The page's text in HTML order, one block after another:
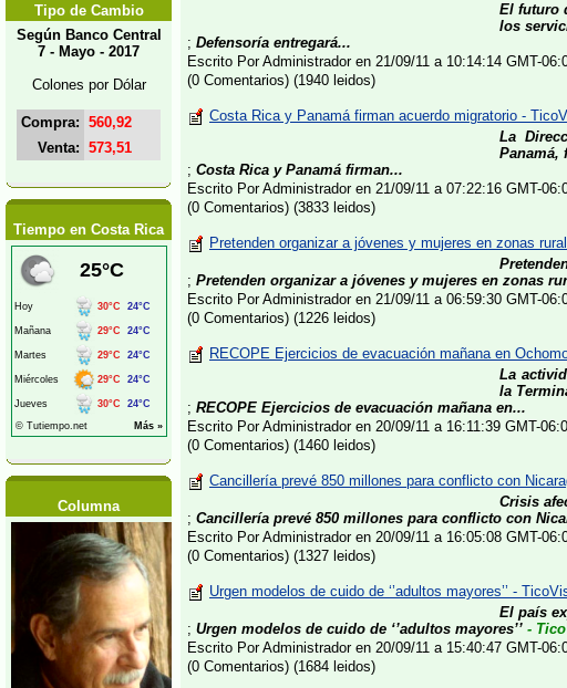
Tipo de Cambio
Según Banco Central
7 - Mayo - 2017
Colones por Dólar
Compra: 560,92
Venta: 573,51
Tiempo en Costa Rica
Columna
El futuro
los
; Defensoría entregará...
Escrito Por Administrador en 21/09/11 a 10:14:14 GMT-
(0 Comentarios) (1940 leidos)
Costa Rica y Panamá firman acuerdo migratorio -
La
Panamá,
; Costa Rica y Panamá firman...
Escrito Por Administrador en 21/09/11 a 07:22:16 GMT-
(0 Comentarios) (3833 leidos)
Pretenden organizar a jóvenes y mujeres en zonas
; Pretenden organizar a jóvenes y mujeres en zonas
Escrito Por Administrador en 21/09/11 a 06:59:30 GMT-
(0 Comentarios) (1226 leidos)
RECOPE Ejercicios de evacuación mañana en
La
la
; RECOPE Ejercicios de evacuación mañana en...
Escrito Por Administrador en 20/09/11 a 16:11:39 GMT-
(0 Comentarios) (1460 leidos)
Cancillería prevé 850 millones para conflicto con
Crisis
; Cancillería prevé 850 millones para conflicto con
Escrito Por Administrador en 20/09/11 a 16:05:08 GMT-
(0 Comentarios) (1327 leidos)
Urgen modelos de cuido de ‘’adultos mayores’’ -
El país
; Urgen modelos de cuido de ‘’adultos mayores’’ -
Escrito Por Administrador en 20/09/11 a 15:40:47 GMT-
(0 Comentarios) (1684 leidos)